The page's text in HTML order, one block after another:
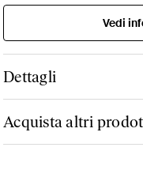
Vedi
Dettagli
Acquista altri